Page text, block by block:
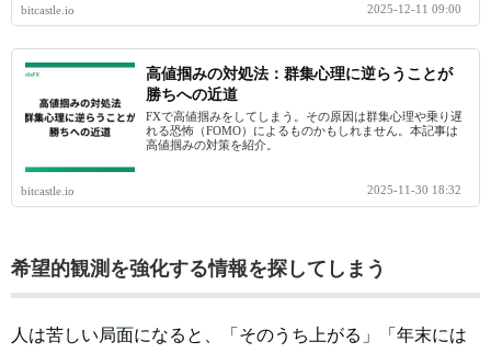
bitcastle.io 2025-12-11 09:00
高値掴みの対処法：群集心理に逆らうことが
勝ちへの近道
FXで高値掴みをしてしまう。その原因は群集心理や乗り遅
れる恐怖（FOMO）によるものかもしれません。本記事は
高値掴みの対策を紹介。
bitcastle.io 2025-11-30 18:32
希望的観測を強化する情報を探してしまう
人は苦しい局面になると、「そのうち上がる」「年末には